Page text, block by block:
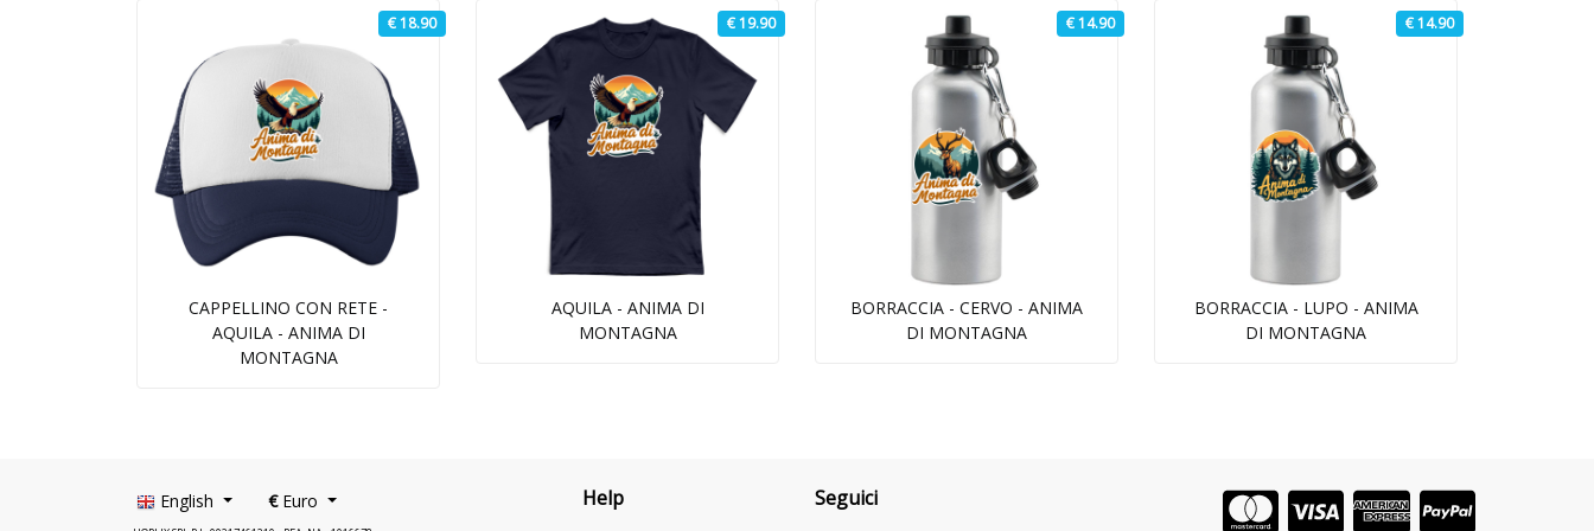
€ 18.90
CAPPELLINO CON RETE -
AQUILA - ANIMA DI
MONTAGNA
€ 19.90
AQUILA - ANIMA DI
MONTAGNA
€ 14.90
BORRACCIA - CERVO - ANIMA
DI MONTAGNA
€ 14.90
BORRACCIA - LUPO - ANIMA
DI MONTAGNA
English €Euro Help Seguici